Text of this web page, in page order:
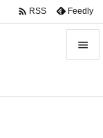

 RSS Feedly